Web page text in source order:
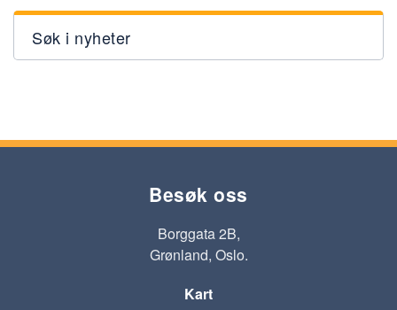
Søk i nyheter
Besøk oss
Borggata 2B,
Grønland, Oslo.
Kart